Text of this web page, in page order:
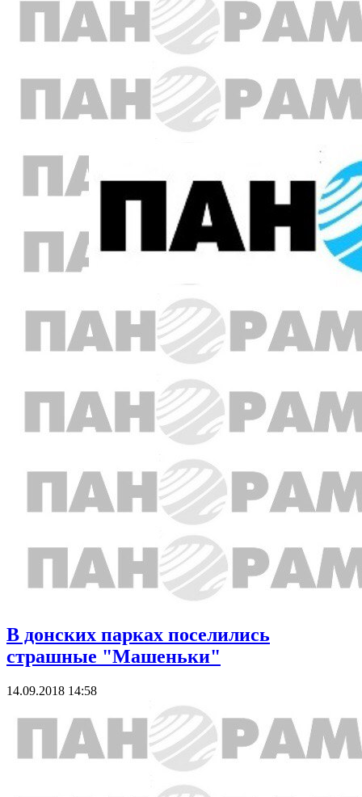
В донских парках поселились
страшные "Машеньки"
14.09.2018 14:58